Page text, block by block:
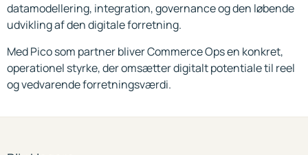
datamodellering, integration, governance og den løbende
udvikling af den digitale forretning.
Med Pico som partner bliver Commerce Ops en konkret,
operationel styrke, der omsætter digitalt potentiale til reel
og vedvarende forretningsværdi.